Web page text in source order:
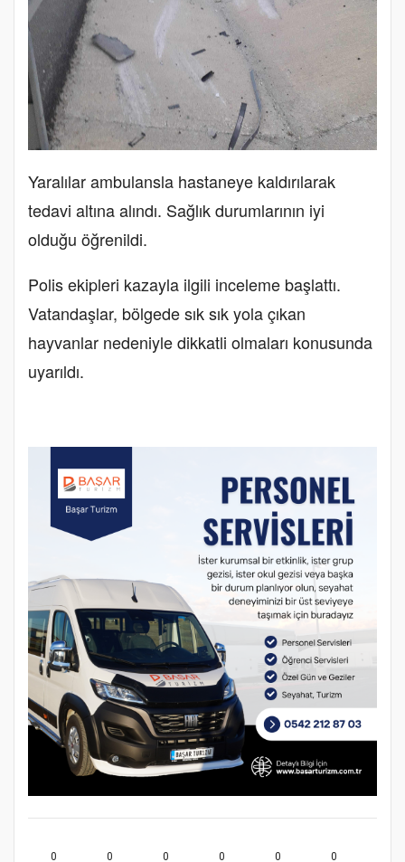
Yaralılar ambulansla hastaneye kaldırılarak
tedavi altına alındı. Sağlık durumlarının iyi
olduğu öğrenildi.
Polis ekipleri kazayla ilgili inceleme başlattı.
Vatandaşlar, bölgede sık sık yola çıkan
hayvanlar nedeniyle dikkatli olmaları konusunda
uyarıldı.
0 0 0 0 0 0